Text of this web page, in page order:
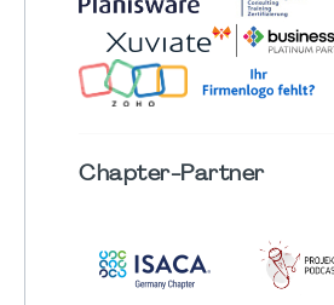
Chapter-Partner